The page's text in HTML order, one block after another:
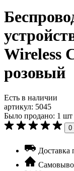
Wireless
розовый
Есть в наличии
артикул: 5045
Было продано: 1 шт
0
Доставка